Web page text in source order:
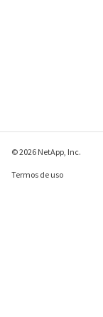
© 2026 NetApp, Inc.
Termos de uso